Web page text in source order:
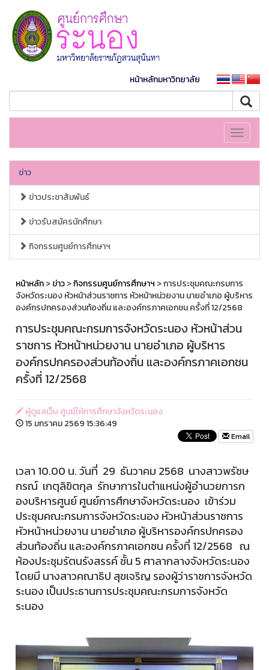
หน้าหลักมหาวิทยาลัย
Toggle
ข่าว
ข่าวประชาสัมพันธ์
ข่าวรับสมัครนักศึกษา
กิจกรรมศูนย์การศึกษาฯ
หน้าหลัก>ข่าว>กิจกรรมศูนย์การศึกษาฯ > การประชุมคณะกรมการ
จังหวัดระนอง หัวหน้าส่วนราชการ หัวหน้าหน่วยงาน นายอำเภอ ผู้บริหาร
องค์กรปกครองส่วนท้องถิ่น และองค์กรภาคเอกชน ครั้งที่ 12/2568
การประชุมคณะกรมการจังหวัดระนอง หัวหน้าส่วน
ราชการ หัวหน้าหน่วยงาน นายอำเภอ ผู้บริหาร
องค์กรปกครองส่วนท้องถิ่น และองค์กรภาคเอกชน
ครั้งที่ 12/2568
ผู้ดูแลเว็บ ศูนย์ให้การศึกษาจังหวัดระนอง
15 มกราคม 2569 15:36:49
Email
เวลา 10.00 น. วันที่ 29 ธันวาคม 2568 นางสาวพรัชษ
กรณ์ เกตุลิขิตกุล รักษาการในตำแหน่งผู้อำนวยการก
องบริหารศูนย์ ศูนย์การศึกษาจังหวัดระนอง เข้าร่วม
ประชุมคณะกรมการจังหวัดระนอง หัวหน้าส่วนราชการ
หัวหน้าหน่วยงาน นายอำเภอ ผู้บริหารองค์กรปกครอง
ส่วนท้องถิ่น และองค์กรภาคเอกชน ครั้งที่ 12/2568 ณ
ห้องประชุมรัตนรังสรรค์ ชั้น 5 ศาลากลางจังหวัดระนอง
โดยมี นางสาวคณาธิป สุขเจริญ รองผู้ว่าราชการจังหวัด
ระนอง เป็นประธานการประชุมคณะกรมการจังหวัด
ระนอง